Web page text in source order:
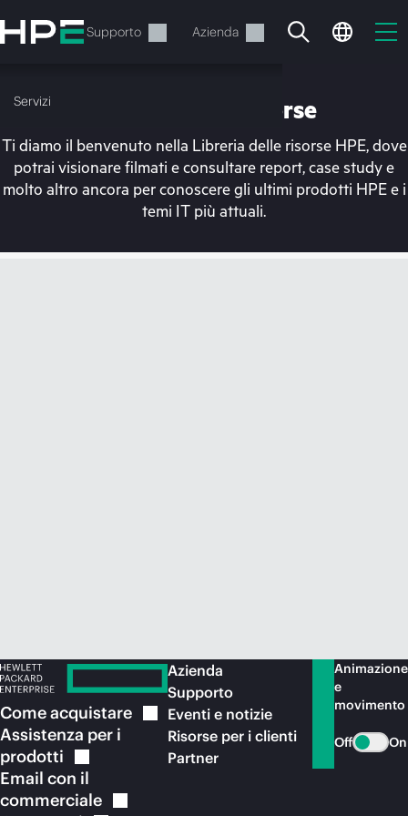
al
contenuto
Servizi Supporto Azienda
Servizi
Il carrello è attualmente
Libreria delle risorse
Ti diamo il benvenuto nella Libreria delle risorse HPE, dove
potrai visionare filmati e consultare report, case study e
molto altro ancora per conoscere gli ultimi prodotti HPE e i
temi IT più attuali.
Comeacquistare
Assistenza per i
prodotti
Email con il
commerciale
Azienda
Supporto
Eventi e notizie
Risorse per i clienti
Partner
Animazione
e
movimento
Off On